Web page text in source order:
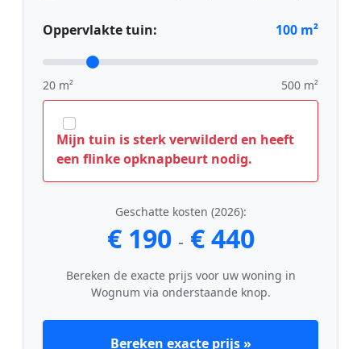
Oppervlakte tuin: 100 m²
20 m² 500 m²
Mijn tuin is sterk verwilderd en heeft
een flinke opknapbeurt nodig.
Geschatte kosten (2026):
€ 190 - € 440
Bereken de exacte prijs voor uw woning in
Wognum via onderstaande knop.
Bereken exacte prijs »